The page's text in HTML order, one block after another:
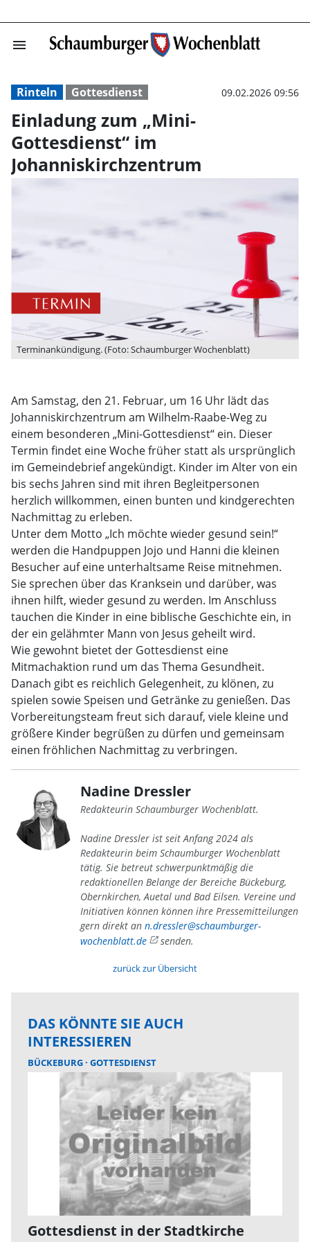
menu Einladung zum
Rinteln Gottesdienst 09.02.2026 09:56
Einladung zum „Mini-
Gottesdienst“ im
Johanniskirchzentrum
Terminankündigung. (Foto: Schaumburger Wochenblatt)
Am Samstag, den 21. Februar, um 16 Uhr lädt das
Johanniskirchzentrum am Wilhelm-Raabe-Weg zu
einem besonderen „Mini-Gottesdienst“ ein. Dieser
Termin findet eine Woche früher statt als ursprünglich
im Gemeindebrief angekündigt. Kinder im Alter von ein
bis sechs Jahren sind mit ihren Begleitpersonen
herzlich willkommen, einen bunten und kindgerechten
Nachmittag zu erleben.
Unter dem Motto „Ich möchte wieder gesund sein!“
werden die Handpuppen Jojo und Hanni die kleinen
Besucher auf eine unterhaltsame Reise mitnehmen.
Sie sprechen über das Kranksein und darüber, was
ihnen hilft, wieder gesund zu werden. Im Anschluss
tauchen die Kinder in eine biblische Geschichte ein, in
der ein gelähmter Mann von Jesus geheilt wird.
Wie gewohnt bietet der Gottesdienst eine
Mitmachaktion rund um das Thema Gesundheit.
Danach gibt es reichlich Gelegenheit, zu klönen, zu
spielen sowie Speisen und Getränke zu genießen. Das
Vorbereitungsteam freut sich darauf, viele kleine und
größere Kinder begrüßen zu dürfen und gemeinsam
einen fröhlichen Nachmittag zu verbringen.
Nadine Dressler
Redakteurin Schaumburger Wochenblatt.
Nadine Dressler ist seit Anfang 2024 als
Redakteurin beim Schaumburger Wochenblatt
tätig. Sie betreut schwerpunktmäßig die
redaktionellen Belange der Bereiche Bückeburg,
Obernkirchen, Auetal und Bad Eilsen. Vereine und
Initiativen können können ihre Pressemitteilungen
gern direkt an n.dressler@schaumburger-
wochenblatt.de
senden.
zurück zur Übersicht
DAS KÖNNTE SIE AUCH
INTERESSIEREN
BÜCKEBURG GOTTESDIENST
Gottesdienst in der Stadtkirche